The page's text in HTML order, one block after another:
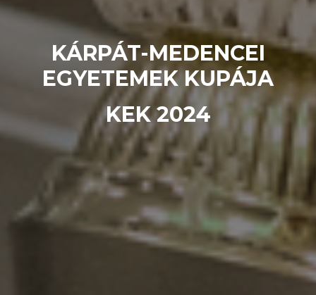
KÁRPÁT-MEDENCEI
EGYETEMEK KUPÁJA
KEK 2024